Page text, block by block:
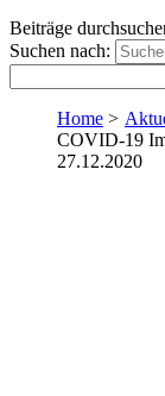
Beiträge
Suchen nach:
Home >
COVID-19
27.12.2020